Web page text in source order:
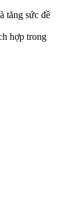
hợp trong